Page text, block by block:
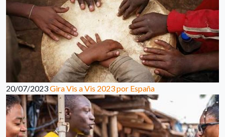
20/07/2023Gira Vis a Vis 2023 por España